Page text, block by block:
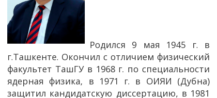
Родился 9 мая 1945 г. в
г.Ташкенте. Окончил с отличием физический
факультет ТашГУ в 1968 г. по специальности
ядерная физика, в 1971 г. в ОИЯИ (Дубна)
защитил кандидатскую диссертацию, в 1981